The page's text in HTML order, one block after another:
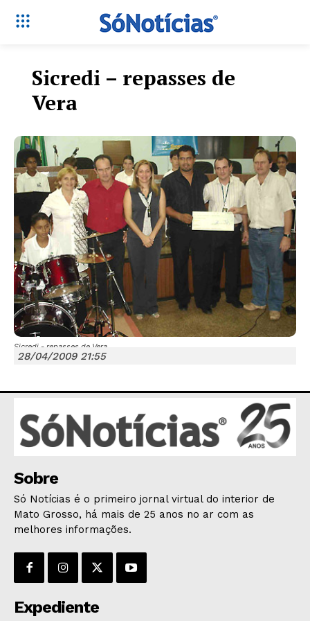
Só Notícias
HOME
POLÍTICA
POLÍCIA
ESPORTES
ECONOMIA
GERAL
Sicredi – repasses de
Vera
Sicredi - repasses de Vera
28/04/2009 21:55
Sobre
Só Notícias é o primeiro jornal virtual do interior de
Mato Grosso, há mais de 25 anos no ar com as
melhores informações.
Expediente